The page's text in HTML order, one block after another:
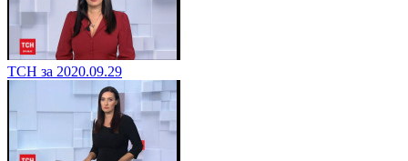
ТСН за 2020.09.29